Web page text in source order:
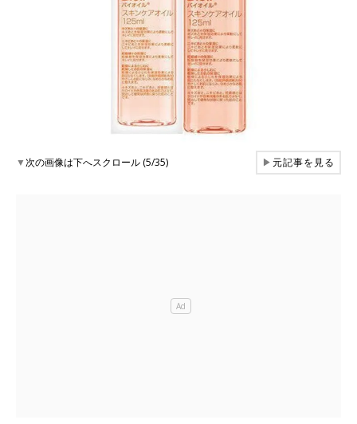
▼次の画像は下へスクロール (5/35) ▶元記事を見る